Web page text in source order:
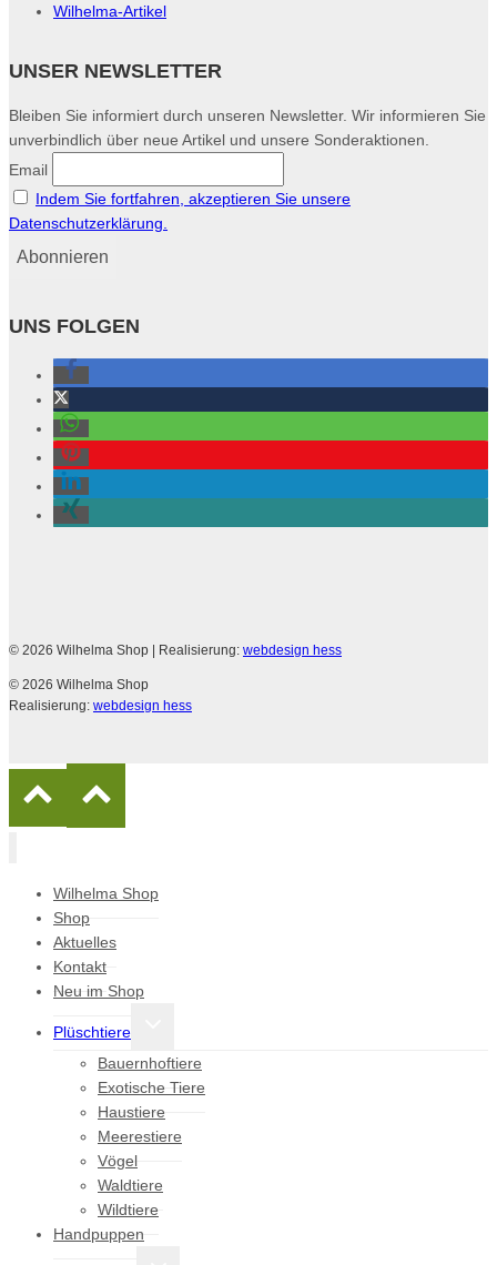
Wilhelma-Artikel
UNSER NEWSLETTER
Bleiben Sie informiert durch unseren Newsletter. Wir informieren Sie
unverbindlich über neue Artikel und unsere Sonderaktionen.
Email
Indem Sie fortfahren, akzeptieren Sie unsere
Datenschutzerklärung.
UNS FOLGEN
© 2026 Wilhelma Shop | Realisierung: webdesign hess
© 2026 Wilhelma Shop
Realisierung: webdesign hess
Wilhelma Shop
Shop
Aktuelles
Kontakt
Neu im Shop
Plüschtiere
Bauernhoftiere
Exotische Tiere
Haustiere
Meerestiere
Vögel
Waldtiere
Wildtiere
Handpuppen